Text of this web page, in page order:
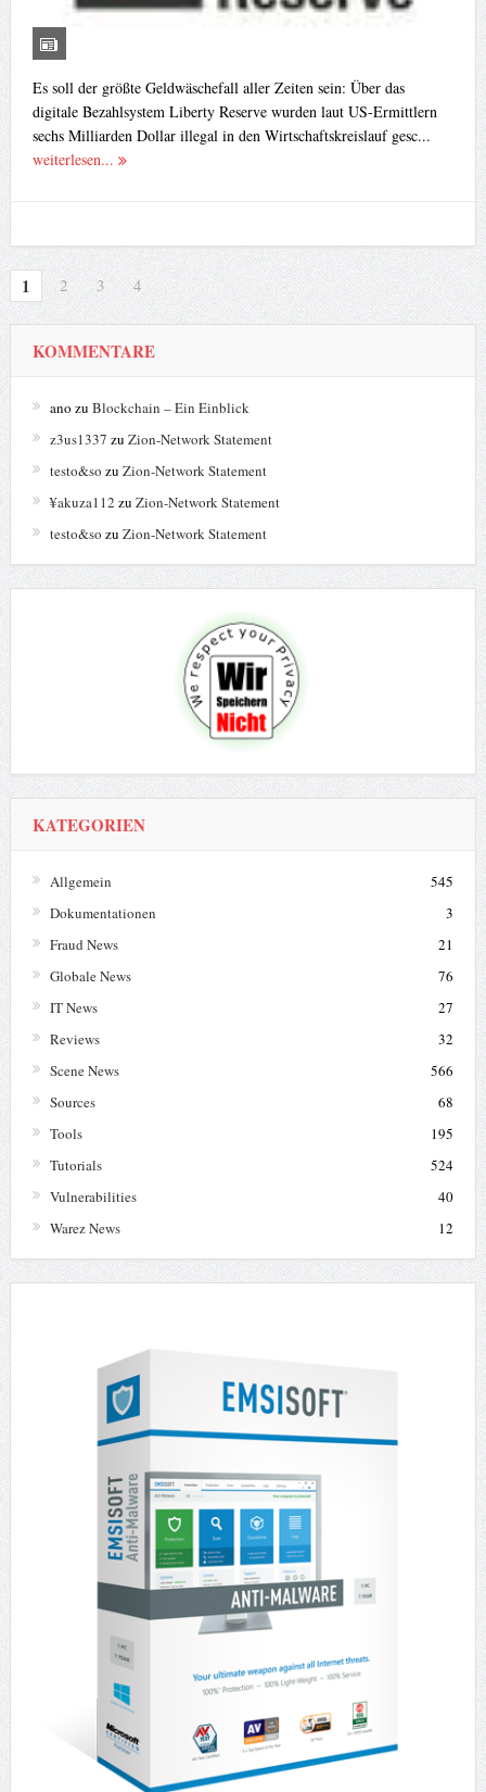
Es soll der größte Geldwäschefall aller Zeiten sein: Über das
digitale Bezahlsystem Liberty Reserve wurden laut US-Ermittlern
sechs Milliarden Dollar illegal in den Wirtschaftskreislauf gesc...
weiterlesen...
1 2 3 4
KOMMENTARE
ano zu Blockchain – Ein Einblick
z3us1337 zu Zion-Network Statement
testo&so zu Zion-Network Statement
¥akuza112 zu Zion-Network Statement
testo&so zu Zion-Network Statement
KATEGORIEN
Allgemein
545
Dokumentationen
3
Fraud News
21
Globale News
76
IT News
27
Reviews
32
Scene News
566
Sources
68
Tools
195
Tutorials
524
Vulnerabilities
40
Warez News
12